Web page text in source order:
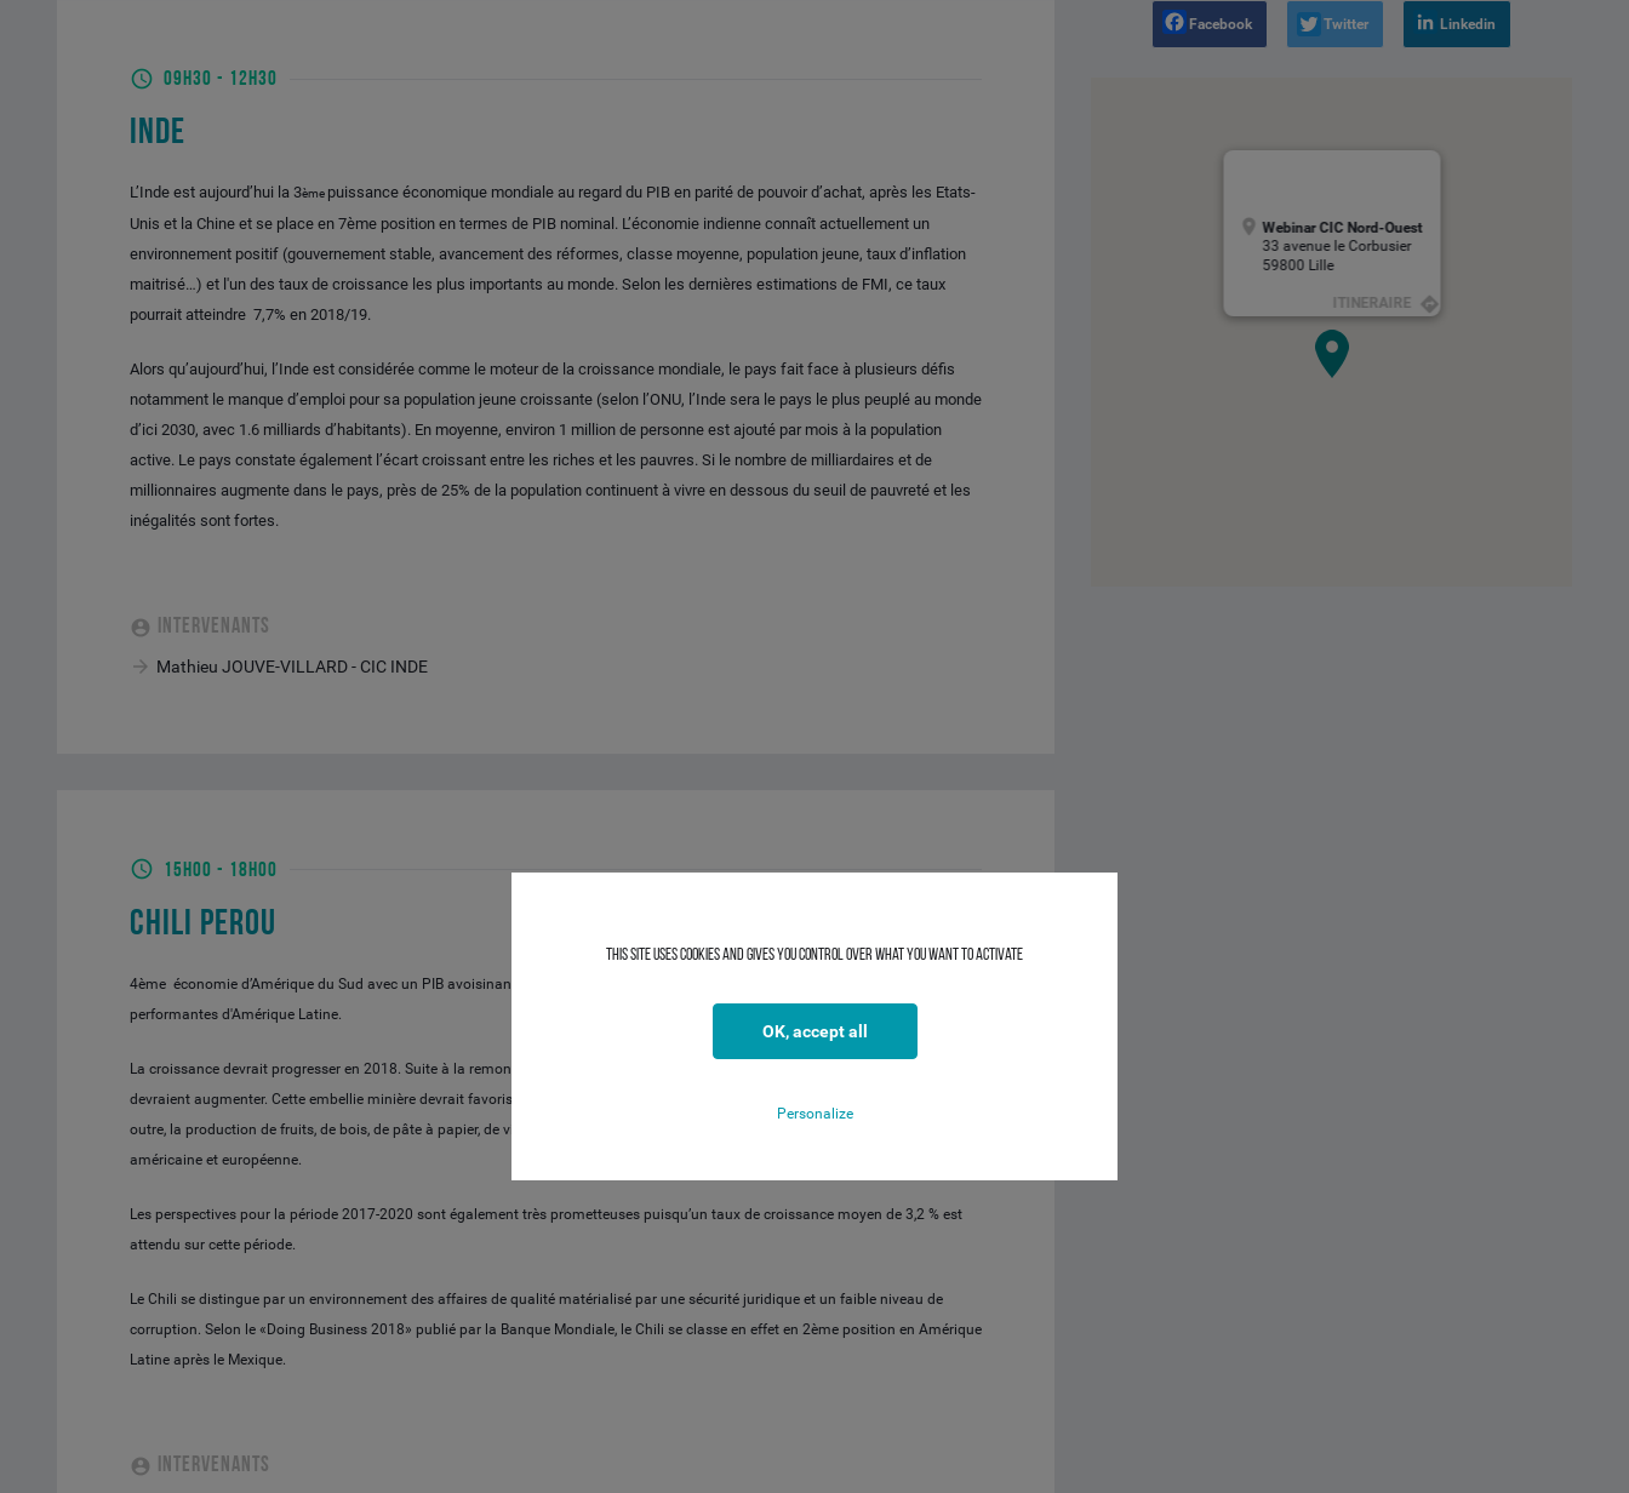
09H30 - 12H30
INDE
L’Inde est aujourd’hui la 3ème puissance économique mondiale au regard du PIB en parité de pouvoir d’achat, après les Etats-
Unis et la Chine et se place en 7ème position en termes de PIB nominal. L’économie indienne connaît actuellement un
environnement positif (gouvernement stable, avancement des réformes, classe moyenne, population jeune, taux d’inflation
maitrisé…) et l'un des taux de croissance les plus importants au monde. Selon les dernières estimations de FMI, ce taux
pourrait atteindre 7,7% en 2018/19.
Alors qu’aujourd’hui, l’Inde est considérée comme le moteur de la croissance mondiale, le pays fait face à plusieurs défis
notamment le manque d’emploi pour sa population jeune croissante (selon l’ONU, l’Inde sera le pays le plus peuplé au monde
d’ici 2030, avec 1.6 milliards d’habitants). En moyenne, environ 1 million de personne est ajouté par mois à la population
active. Le pays constate également l’écart croissant entre les riches et les pauvres. Si le nombre de milliardaires et de
millionnaires augmente dans le pays, près de 25% de la population continuent à vivre en dessous du seuil de pauvreté et les
inégalités sont fortes.
INTERVENANTS
Mathieu JOUVE-VILLARD - CIC INDE
15H00 - 18H00
CHILI PEROU
4ème économie d’Amérique du Sud avec un PIB avoisinant les 251,2 Mds USD en 2017, le Chili fait partie des économies les plus
performantes d'Amérique Latine.
La croissance devrait progresser en 2018. Suite à la remontée du cours et à la hausse de la production, les exportations de cuivre
devraient augmenter. Cette embellie minière devrait favoriser l’investissement dans ce secteur, ainsi l’emploi et les salaires. En
outre, la production de fruits, de bois, de pâte à papier, de vins et de poisson profiterait de la hausse de la demande nord-
américaine et européenne.
Les perspectives pour la période 2017-2020 sont également très prometteuses puisqu’un taux de croissance moyen de 3,2 % est
attendu sur cette période.
Le Chili se distingue par un environnement des affaires de qualité matérialisé par une sécurité juridique et un faible niveau de
corruption. Selon le «Doing Business 2018» publié par la Banque Mondiale, le Chili se classe en effet en 2ème position en Amérique
Latine après le Mexique.
INTERVENANTS
Facebook Twitter Linkedin
Webinar CIC Nord-Ouest
33 avenue le Corbusier
59800 Lille
ITINERAIRE
This site uses cookies and gives you control over what you want to activate
OK, accept all
Personalize